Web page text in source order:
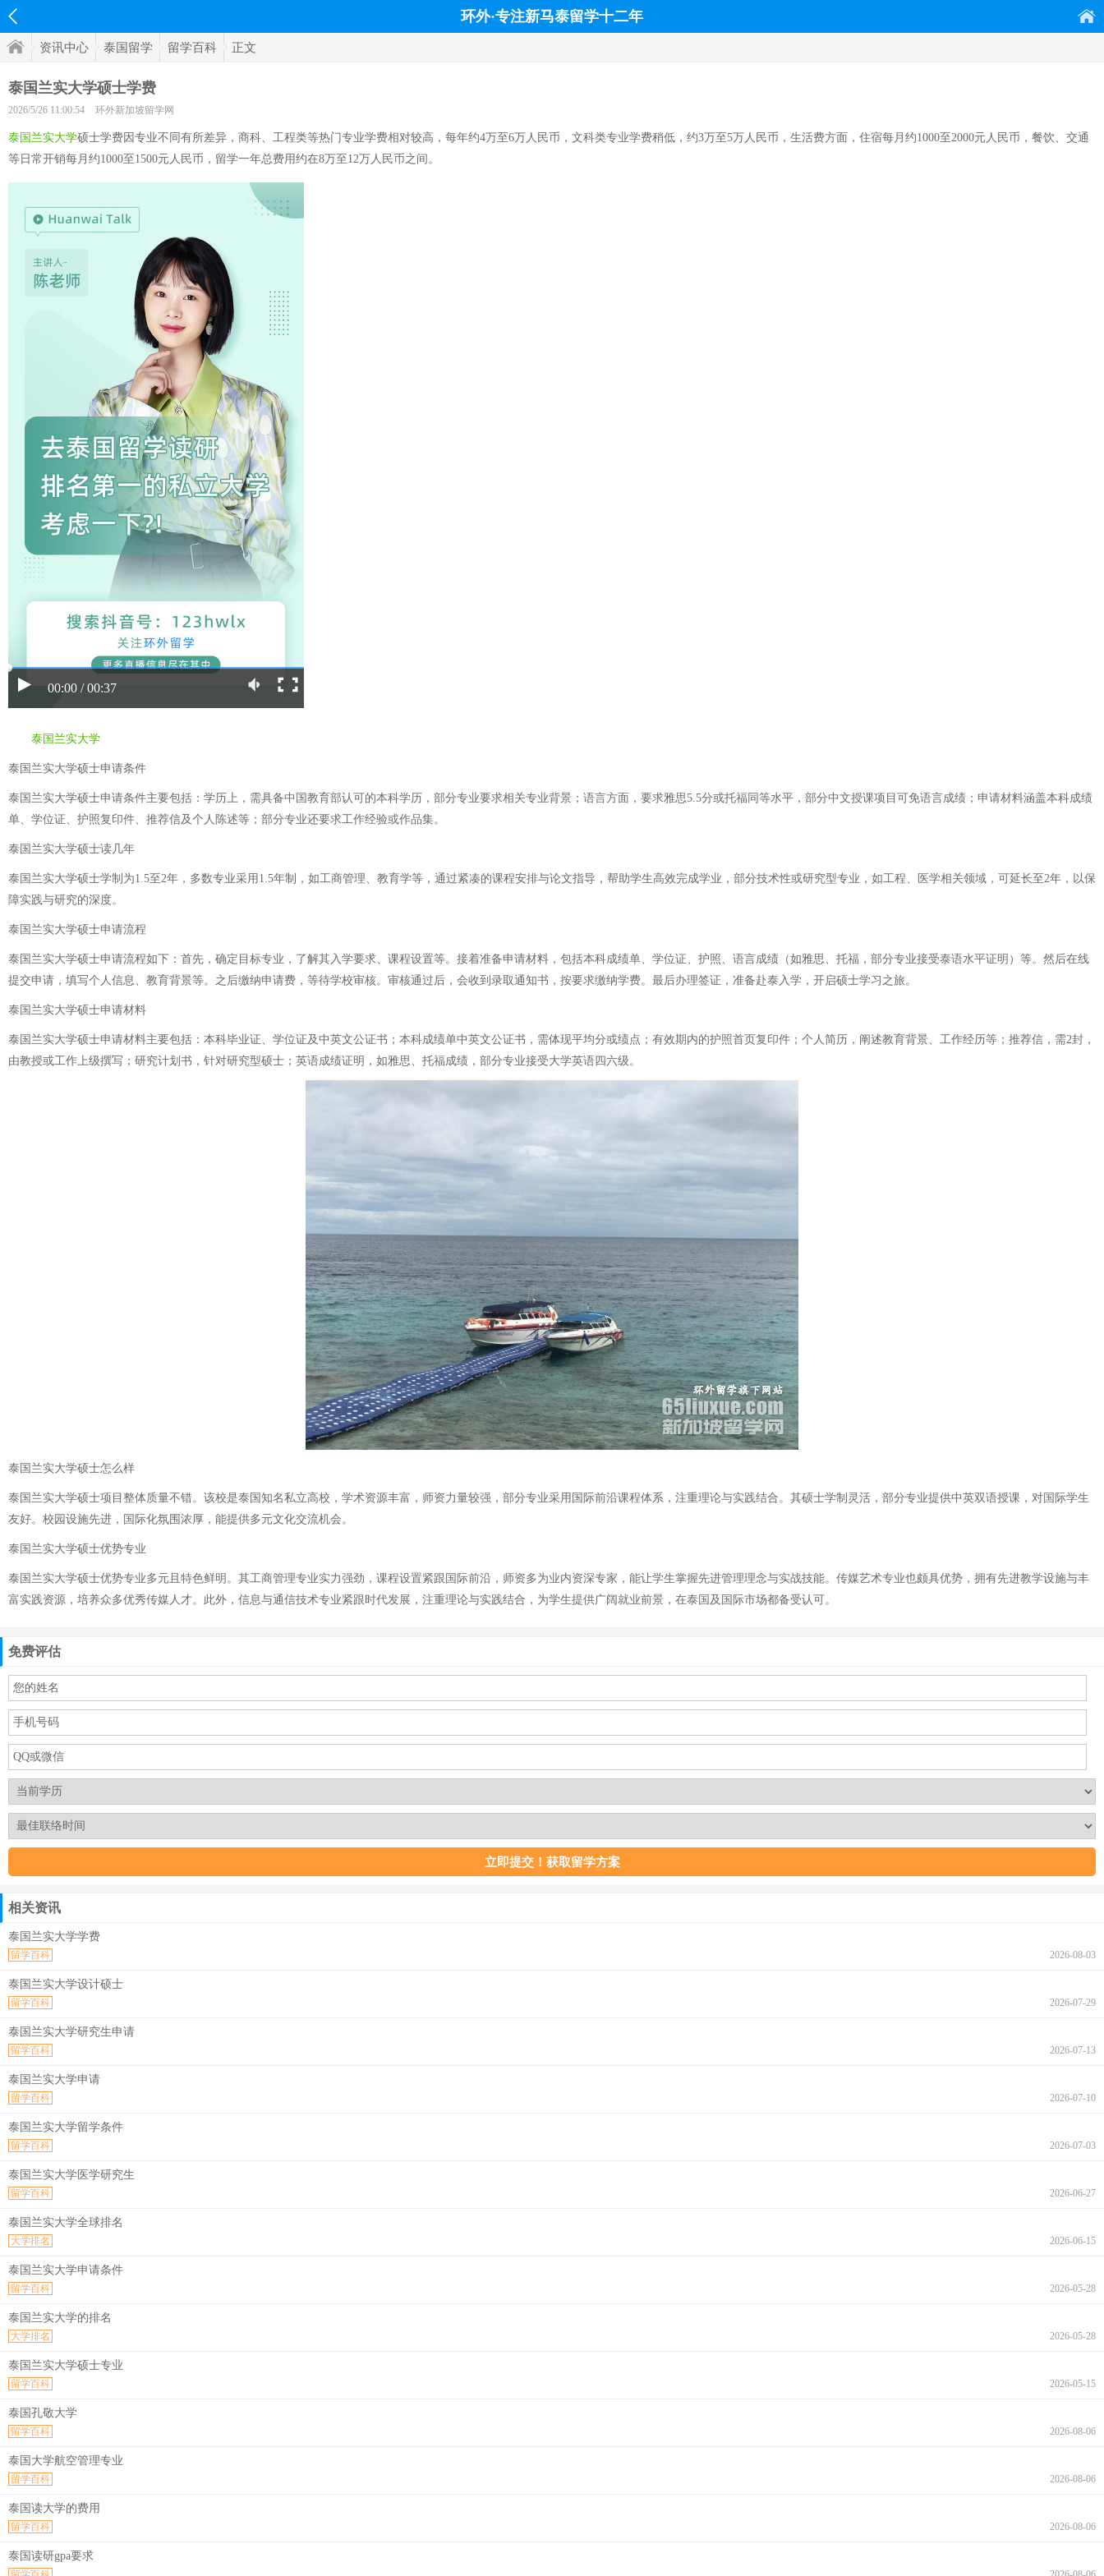
环外·专注新马泰留学十二年
资讯中心 泰国留学 留学百科 正文
泰国兰实大学硕士学费
2026/5/26 11:00:54 环外新加坡留学网
泰国兰实大学硕士学费因专业不同有所差异，商科、工程类等热门专业学费相对较高，每年约4万至6万人民币，文科类专业学费稍低，约3万至5万人民币，生活费方面，住宿每月约1000至2000元人民币，餐饮、交通
等日常开销每月约1000至1500元人民币，留学一年总费用约在8万至12万人民币之间。
00:00 / 00:37
泰国兰实大学
泰国兰实大学硕士申请条件
泰国兰实大学硕士申请条件主要包括：学历上，需具备中国教育部认可的本科学历，部分专业要求相关专业背景；语言方面，要求雅思5.5分或托福同等水平，部分中文授课项目可免语言成绩；申请材料涵盖本科成绩
单、学位证、护照复印件、推荐信及个人陈述等；部分专业还要求工作经验或作品集。
泰国兰实大学硕士读几年
泰国兰实大学硕士学制为1.5至2年，多数专业采用1.5年制，如工商管理、教育学等，通过紧凑的课程安排与论文指导，帮助学生高效完成学业，部分技术性或研究型专业，如工程、医学相关领域，可延长至2年，以保
障实践与研究的深度。
泰国兰实大学硕士申请流程
泰国兰实大学硕士申请流程如下：首先，确定目标专业，了解其入学要求、课程设置等。接着准备申请材料，包括本科成绩单、学位证、护照、语言成绩（如雅思、托福，部分专业接受泰语水平证明）等。然后在线
提交申请，填写个人信息、教育背景等。之后缴纳申请费，等待学校审核。审核通过后，会收到录取通知书，按要求缴纳学费。最后办理签证，准备赴泰入学，开启硕士学习之旅。
泰国兰实大学硕士申请材料
泰国兰实大学硕士申请材料主要包括：本科毕业证、学位证及中英文公证书；本科成绩单中英文公证书，需体现平均分或绩点；有效期内的护照首页复印件；个人简历，阐述教育背景、工作经历等；推荐信，需2封，
由教授或工作上级撰写；研究计划书，针对研究型硕士；英语成绩证明，如雅思、托福成绩，部分专业接受大学英语四六级。
泰国兰实大学硕士怎么样
泰国兰实大学硕士项目整体质量不错。该校是泰国知名私立高校，学术资源丰富，师资力量较强，部分专业采用国际前沿课程体系，注重理论与实践结合。其硕士学制灵活，部分专业提供中英双语授课，对国际学生
友好。校园设施先进，国际化氛围浓厚，能提供多元文化交流机会。
泰国兰实大学硕士优势专业
泰国兰实大学硕士优势专业多元且特色鲜明。其工商管理专业实力强劲，课程设置紧跟国际前沿，师资多为业内资深专家，能让学生掌握先进管理理念与实战技能。传媒艺术专业也颇具优势，拥有先进教学设施与丰
富实践资源，培养众多优秀传媒人才。此外，信息与通信技术专业紧跟时代发展，注重理论与实践结合，为学生提供广阔就业前景，在泰国及国际市场都备受认可。
免费评估
相关资讯
泰国兰实大学学费
2026-08-03
留学百科
泰国兰实大学设计硕士
2026-07-29
留学百科
泰国兰实大学研究生申请
2026-07-13
留学百科
泰国兰实大学申请
2026-07-10
留学百科
泰国兰实大学留学条件
2026-07-03
留学百科
泰国兰实大学医学研究生
2026-06-27
留学百科
泰国兰实大学全球排名
2026-06-15
大学排名
泰国兰实大学申请条件
2026-05-28
留学百科
泰国兰实大学的排名
2026-05-28
大学排名
泰国兰实大学硕士专业
2026-05-15
留学百科
泰国孔敬大学
2026-08-06
留学百科
泰国大学航空管理专业
2026-08-06
留学百科
泰国读大学的费用
2026-08-06
留学百科
泰国读研gpa要求